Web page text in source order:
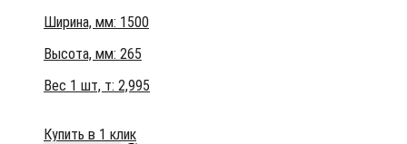
Ширина, мм: 1500
Высота, мм: 265
Вес 1 шт, т: 2,995
Купить в 1 клик